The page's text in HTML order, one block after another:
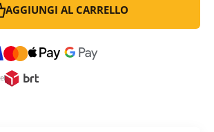
AGGIUNGI AL CARRELLO